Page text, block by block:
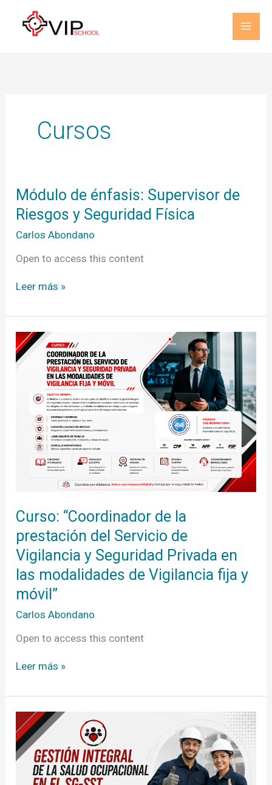
contenido
Cursos
Módulo de énfasis: Supervisor de
Riesgos y Seguridad Física
Carlos Abondano
Open to access this content
Módulo
de
énfasis:
de
Riesgos
y
Física
Leer más »
Curso: “Coordinador de la
prestación del Servicio de
Vigilancia y Seguridad Privada en
las modalidades de Vigilancia fija y
móvil”
Carlos Abondano
Open to access this content
Curso:
“Coordinador
de
prestación
Servicio
Vigilancia
Seguridad
Privada
modalidades
de
Vigilancia
fija
y
móvil”
Leer más »
Gestión
Integral
de
la
Salud
Ocupacional